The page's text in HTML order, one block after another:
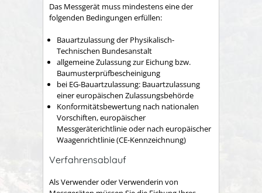
Das Messgerät muss mindestens eine der
folgenden Bedingungen erfüllen:
Bauartzulassung der Physikalisch-
Technischen Bundesanstalt
allgemeine Zulassung zur Eichung bzw.
Baumusterprüfbescheinigung
bei EG-Bauartzulassung: Bauartzulassung
einer europäischen Zulassungsbehörde
Konformitätsbewertung nach nationalen
Vorschiften, europäischer
Messgeräterichtlinie oder nach europäischer
Waagenrichtlinie (CE-Kennzeichnung)
Verfahrensablauf
Als Verwender oder Verwenderin von